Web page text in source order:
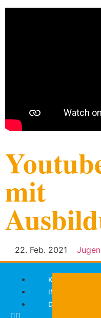
mit
22. Feb. 2021
KONTAKT
IMPRESSUM